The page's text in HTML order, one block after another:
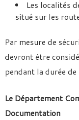
Les localités
situé sur les
Par mesure de
devront être
pendant la durée de
Le Département
Documentation